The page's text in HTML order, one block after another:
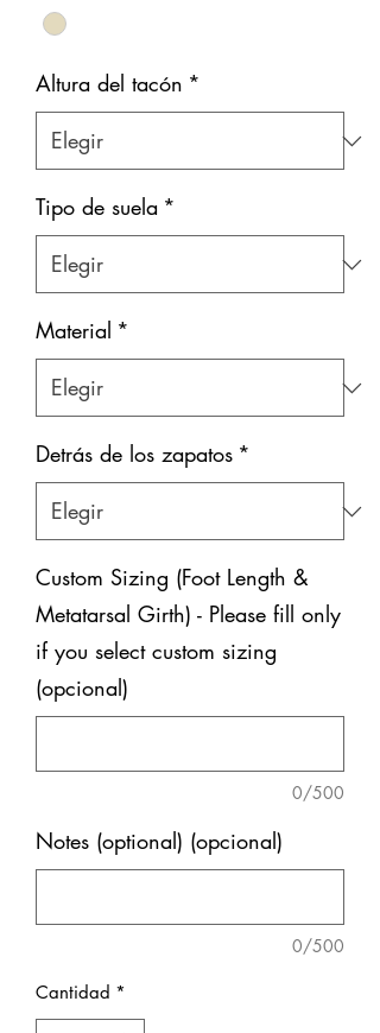
Altura del tacón *
Tipo de suela *
Material *
Detrás de los zapatos *
Custom Sizing (Foot Length &
Metatarsal Girth) - Please fill only
if you select custom sizing
(opcional)
0/500
Notes (optional) (opcional)
0/500
Cantidad *